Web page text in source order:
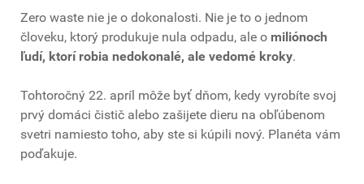
Zero waste nie je o dokonalosti. Nie je to o jednom
človeku, ktorý produkuje nula odpadu, ale o miliónoch
ľudí, ktorí robia nedokonalé, ale vedomé kroky.
Tohtoročný 22. apríl môže byť dňom, kedy vyrobíte svoj
prvý domáci čistič alebo zašijete dieru na obľúbenom
svetri namiesto toho, aby ste si kúpili nový. Planéta vám
poďakuje.